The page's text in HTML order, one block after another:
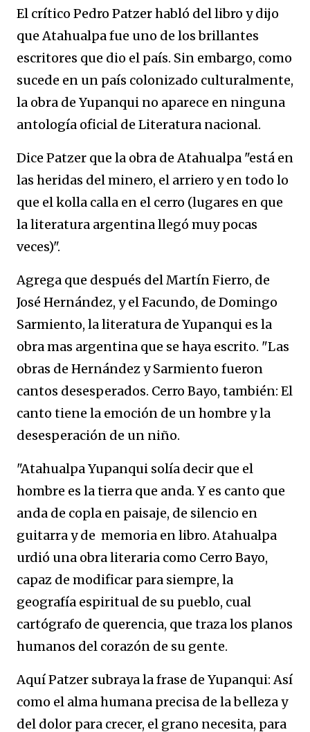
El crítico Pedro Patzer habló del libro y dijo
que Atahualpa fue uno de los brillantes
escritores que dio el país. Sin embargo, como
sucede en un país colonizado culturalmente,
la obra de Yupanqui no aparece en ninguna
antología oficial de Literatura nacional.
Dice Patzer que la obra de Atahualpa "está en
las heridas del minero, el arriero y en todo lo
que el kolla calla en el cerro (lugares en que
la literatura argentina llegó muy pocas
veces)".
Agrega que después del Martín Fierro, de
José Hernández, y el Facundo, de Domingo
Sarmiento, la literatura de Yupanqui es la
obra mas argentina que se haya escrito. "Las
obras de Hernández y Sarmiento fueron
cantos desesperados. Cerro Bayo, también: El
canto tiene la emoción de un hombre y la
desesperación de un niño.
"Atahualpa Yupanqui solía decir que el
hombre es la tierra que anda. Y es canto que
anda de copla en paisaje, de silencio en
guitarra y de memoria en libro. Atahualpa
urdió una obra literaria como Cerro Bayo,
capaz de modificar para siempre, la
geografía espiritual de su pueblo, cual
cartógrafo de querencia, que traza los planos
humanos del corazón de su gente.
Aquí Patzer subraya la frase de Yupanqui: Así
como el alma humana precisa de la belleza y
del dolor para crecer, el grano necesita, para